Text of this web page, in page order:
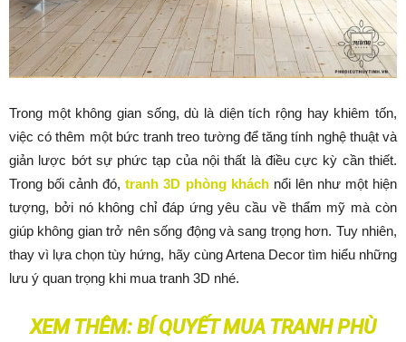
Trong một không gian sống, dù là diện tích rộng hay khiêm tốn,
việc có thêm một bức tranh treo tường để tăng tính nghệ thuật và
giản lược bớt sự phức tạp của nội thất là điều cực kỳ cần thiết.
Trong bối cảnh đó,tranh 3D phòng kháchnổi lên như một hiện
tượng, bởi nó không chỉ đáp ứng yêu cầu về thẩm mỹ mà còn
giúp không gian trở nên sống động và sang trọng hơn. Tuy nhiên,
thay vì lựa chọn tùy hứng, hãy cùng Artena Decor tìm hiểu những
lưu ý quan trọng khi mua tranh 3D nhé.
XEM THÊM: BÍ QUYẾT MUA TRANH PHÙ